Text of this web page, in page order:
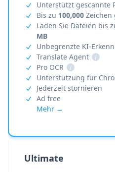
Unterstützt gescannte
Bis zu 100,000 Zeichen
Laden Sie Dateien bis
MB
Unbegrenzte KI-
Translate Agent
i
Pro OCR
i
Unterstützung für
Jederzeit stornieren
Ad free
Mehr →
Ultimate